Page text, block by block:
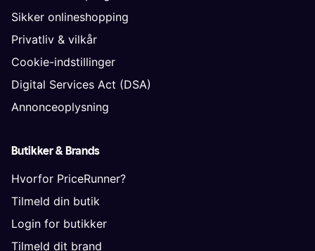
Sikker onlineshopping
Privatliv & vilkår
Cookie-indstillinger
Digital Services Act (DSA)
Annonceoplysning
Butikker & Brands
Hvorfor PriceRunner?
Tilmeld din butik
Login for butikker
Tilmeld dit brand